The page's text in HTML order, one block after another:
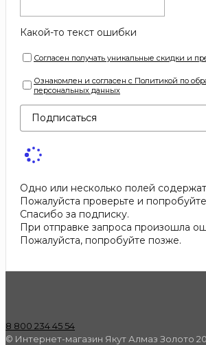
Какой-то текст ошибки
Согласен получать уникальные скидки и
Ознакомлен и согласен с Политикой по
персональных данных
Подписаться
Одно или несколько полей
Пожалуйста проверьте и
Спасибо за подписку.
При отправке запроса произошла
Пожалуйста, попробуйте позже.
8 800 234 45 54
© Интернет-магазин Якут Алмаз Золото